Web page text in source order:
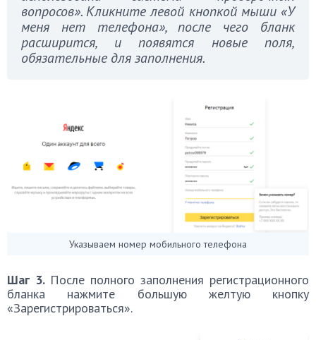
вопросов». Кликните левой кнопкой мыши «У
меня нет телефона», после чего бланк
расширится, и появятся новые поля,
обязательные для заполнения.
Указываем номер мобильного телефона
Шаг 3. После полного заполнения регистрационного
бланка нажмите большую желтую кнопку
«Зарегистрироваться».